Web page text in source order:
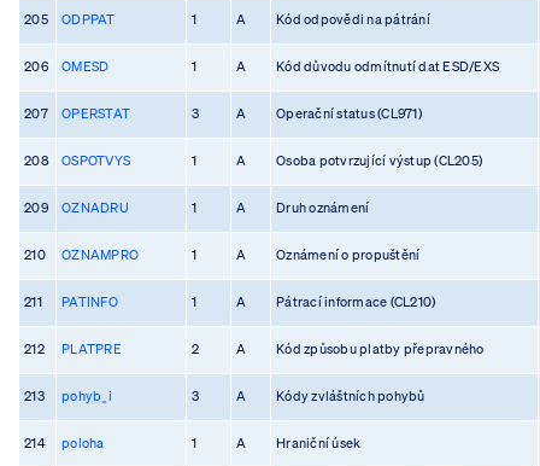
205 ODPPAT 1 A Kód odpovědi na pátrání
206 OMESD 1 A Kód důvodu odmítnutí dat ESD/EXS
207 OPERSTAT 3 A Operační status (CL971)
208 OSPOTVYS 1 A Osoba potvrzující výstup (CL205)
209 OZNADRU 1 A Druh oznámení
210 OZNAMPRO 1 A Oznámení o propuštění
211 PATINFO 1 A Pátrací informace (CL210)
212 PLATPRE 2 A Kód způsobu platby přepravného
213 pohyb_i 3 A Kódy zvláštních pohybů
214 poloha 1 A Hraniční úsek